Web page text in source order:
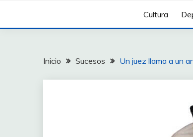
Cultura
Inicio Sucesos Un juez llama a un